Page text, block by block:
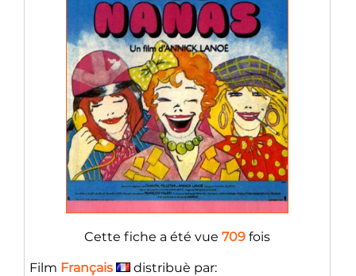
Cette fiche a été vue 709 fois
Film Français
distribuè par: